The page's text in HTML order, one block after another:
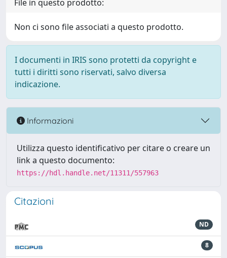
File in questo prodotto:
Non ci sono file associati a questo prodotto.
I documenti in IRIS sono protetti da copyright e
tutti i diritti sono riservati, salvo diversa
indicazione.
Informazioni
Utilizza questo identificativo per citare o creare un
link a questo documento:
https://hdl.handle.net/11311/557963
Citazioni
ND
8